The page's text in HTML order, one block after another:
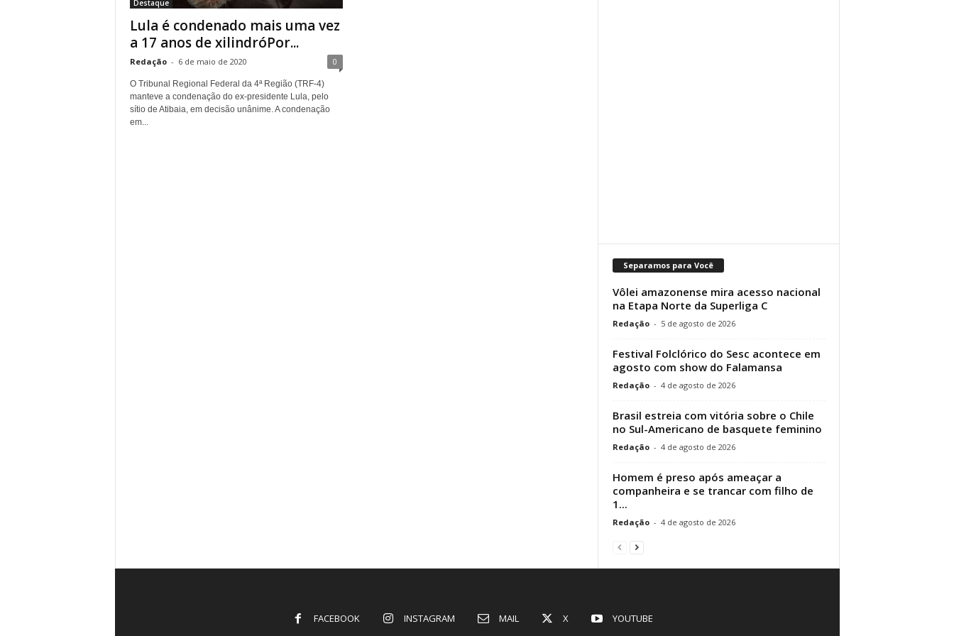
Destaque
Lula é condenado mais uma vez
a 17 anos de xilindróPor...
Redação - 6 de maio de 2020 0
O Tribunal Regional Federal da 4ª Região (TRF-4)
manteve a condenação do ex-presidente Lula, pelo
sítio de Atibaia, em decisão unânime. A condenação
em...
Separamos para Você
Vôlei amazonense mira acesso nacional
na Etapa Norte da Superliga C
Redação - 5 de agosto de 2026
Festival Folclórico do Sesc acontece em
agosto com show do Falamansa
Redação - 4 de agosto de 2026
Brasil estreia com vitória sobre o Chile
no Sul-Americano de basquete feminino
Redação - 4 de agosto de 2026
Homem é preso após ameaçar a
companheira e se trancar com filho de
1...
Redação - 4 de agosto de 2026
FACEBOOK INSTAGRAM MAIL X YOUTUBE